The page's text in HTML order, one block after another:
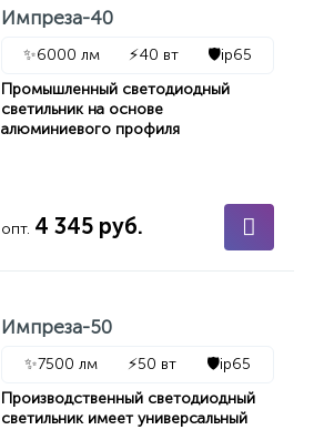
Импреза-40
✨6000 лм ⚡40 вт 🛡️ip65
Промышленный светодиодный
светильник на основе
алюминиевого профиля
опт. 4 345 руб.
Импреза-50
✨7500 лм ⚡50 вт 🛡️ip65
Производственный светодиодный
светильник имеет универсальный